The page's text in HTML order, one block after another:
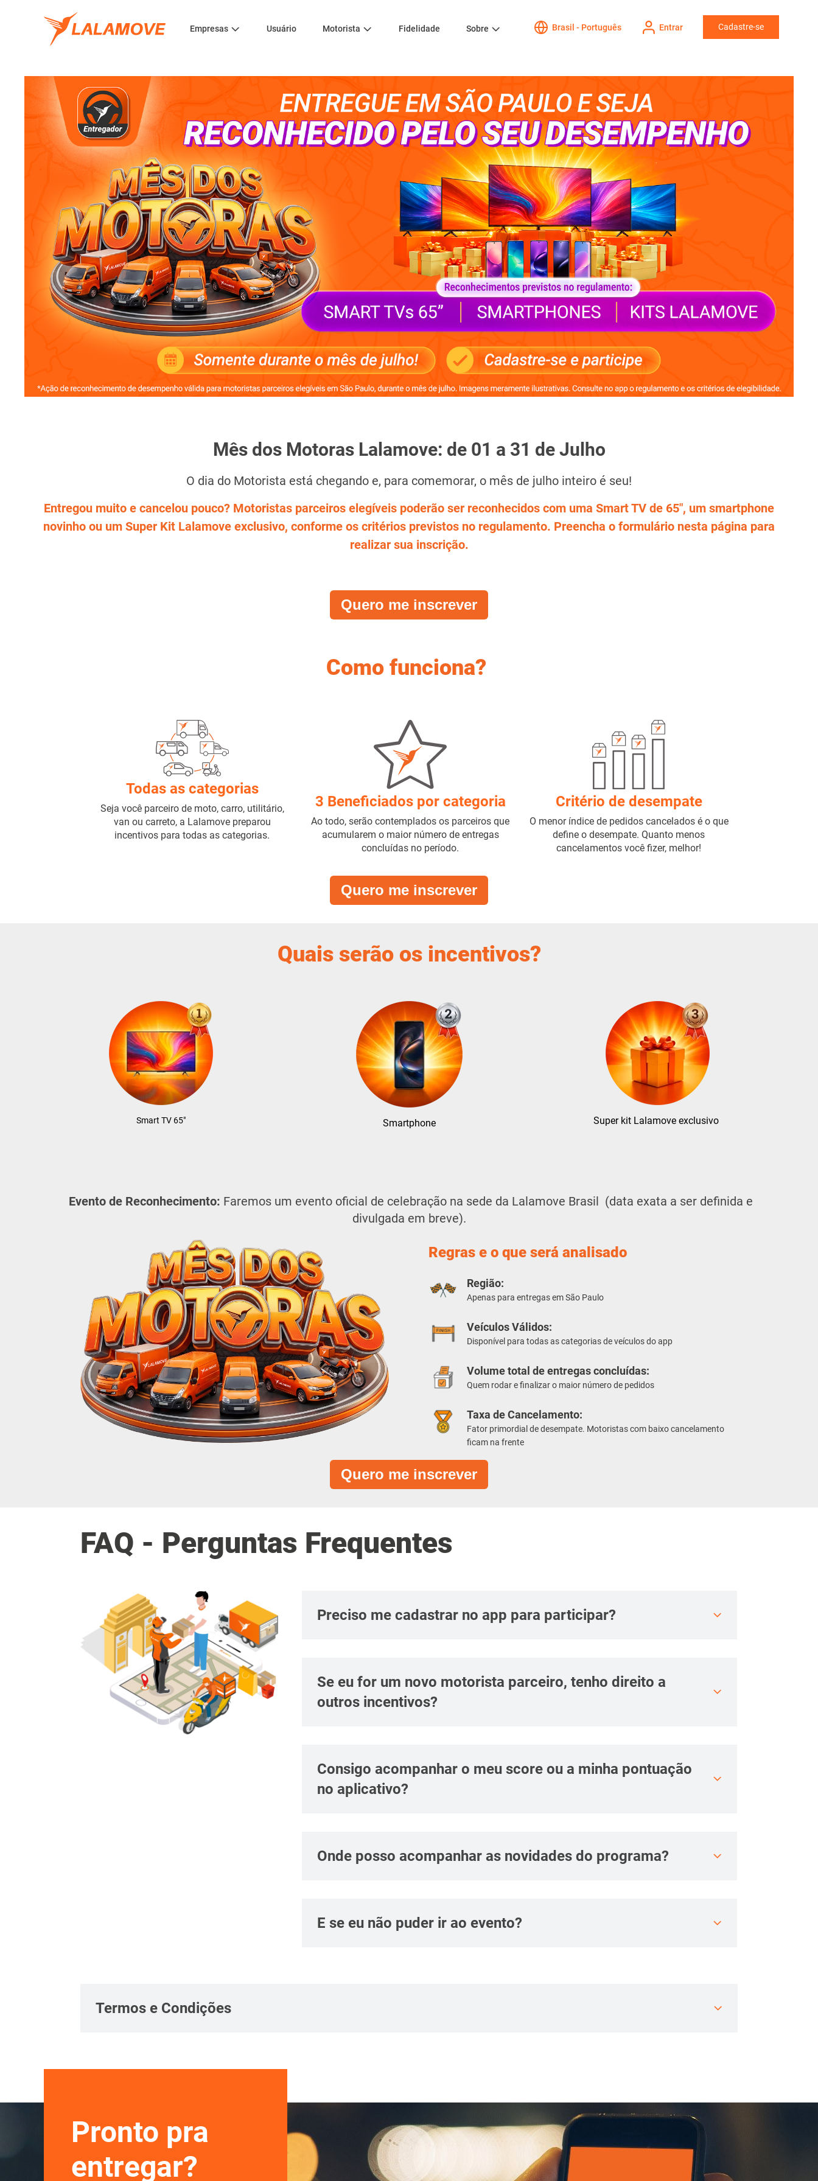
Empresas Usuário Motorista Fidelidade Sobre Brasil - Português Entrar Cadastre-se
Mês dos Motoras Lalamove: de 01 a 31 de Julho
O dia do Motorista está chegando e, para comemorar, o mês de julho inteiro é seu!
Entregou muito e cancelou pouco? Motoristas parceiros elegíveis poderão ser reconhecidos com uma Smart TV de 65", um smartphone
novinho ou um Super Kit Lalamove exclusivo, conforme os critérios previstos no regulamento. Preencha o formulário nesta página para
realizar sua inscrição.
Quero me inscrever
Como funciona?
Todas as categorias
Seja você parceiro de moto, carro, utilitário,
van ou carreto, a Lalamove preparou
incentivos para todas as categorias.
3 Beneficiados por categoria
Ao todo, serão contemplados os parceiros que
acumularem o maior número de entregas
concluídas no período.
Critério de desempate
O menor índice de pedidos cancelados é o que
define o desempate. Quanto menos
cancelamentos você fizer, melhor!
Quero me inscrever
Quais serão os incentivos?
Smart TV 65" Smartphone Super kit Lalamove exclusivo
Evento de Reconhecimento: Faremos um evento oficial de celebração na sede da Lalamove Brasil (data exata a ser definida e
divulgada em breve).
Regras e o que será analisado
Região:
Apenas para entregas em São Paulo
Veículos Válidos:
Disponível para todas as categorias de veículos do app
Volume total de entregas concluídas:
Quem rodar e finalizar o maior número de pedidos
Taxa de Cancelamento:
Fator primordial de desempate. Motoristas com baixo cancelamento
ficam na frente
Quero me inscrever
FAQ - Perguntas Frequentes
Preciso me cadastrar no app para participar?
Se eu for um novo motorista parceiro, tenho direito a
outros incentivos?
Consigo acompanhar o meu score ou a minha pontuação
no aplicativo?
Onde posso acompanhar as novidades do programa?
E se eu não puder ir ao evento?
Termos e Condições
Pronto pra
entregar?